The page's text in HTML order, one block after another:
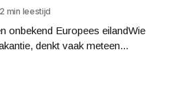
2 min leestijd
onbekend Europees eilandWie
denkt vaak meteen...